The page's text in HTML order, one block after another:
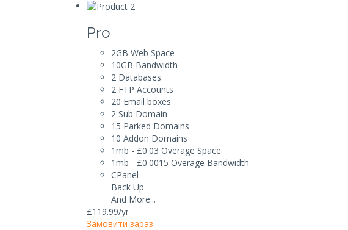
Pro
2GB Web Space
10GB Bandwidth
2 Databases
2 FTP Accounts
20 Email boxes
2 Sub Domain
15 Parked Domains
10 Addon Domains
1mb - £0.03 Overage Space
1mb - £0.0015 Overage Bandwidth
CPanel
Back Up
And More...
£119.99/yr
Замовити зараз